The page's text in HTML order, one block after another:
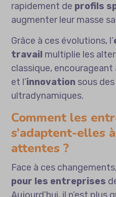
rapidement de profils
augmenter leur masse
Grâce à ces évolutions, l’
travail multiplie les
classique, encourageant
et l’innovation sous
ultradynamiques.
Comment les
s’adaptent-elles
attentes ?
Face à ces
pour les entreprises